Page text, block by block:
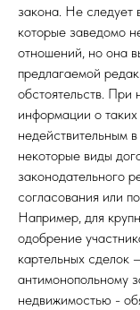
закона. Не следует
которые заведомо
отношений, но она
предлагаемой
обстоятельств. При
информации о таких
недействительным
некоторые виды
законодательного
согласования или
Например, для
одобрение
картельных сделок
антимонопольному
недвижимостью -